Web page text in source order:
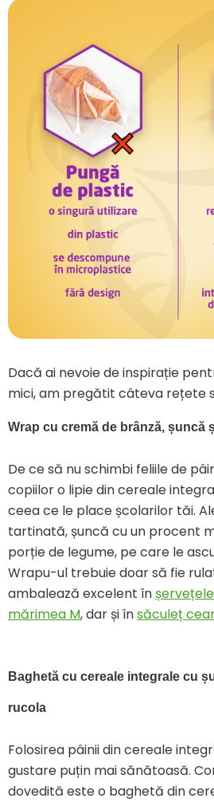
Dacă ai nevoie de inspirație
mici, am pregătit câteva rețete
Wrap cu cremă de brânză, șuncă
De ce să nu schimbi feliile de
copiilor o lipie din cereale
ceea ce le place școlarilor tăi.
tartinată, șuncă cu un procent
porție de legume, pe care le
Wrapu-ul trebuie doar să fie
ambalează excelent în
mărimea M, dar și însăculeț
Baghetă cu cereale integrale cu
rucola
Folosirea pâinii din cereale
gustare puțin mai sănătoasă.
dovedită este o baghetă din